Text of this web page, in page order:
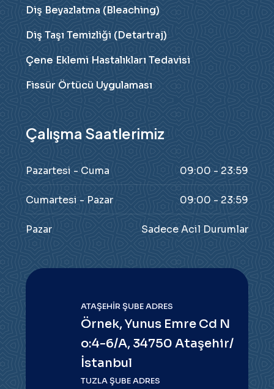
Diş Beyazlatma (Bleaching)
Diş Taşı Temizliği (Detartraj)
Çene Eklemi Hastalıkları Tedavisi
Fissür Örtücü Uygulaması
Çalışma Saatlerimiz
Pazartesi - Cuma 09:00 - 23:59
Cumartesi - Pazar 09:00 - 23:59
Pazar Sadece Acil Durumlar
ATAŞEHIR ŞUBE ADRES
Örnek, Yunus Emre Cd N
o:4-6/A, 34750 Ataşehir/
İstanbul
TUZLA ŞUBE ADRES